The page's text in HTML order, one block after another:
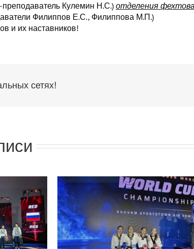
Кулемин Н.С.) отделения
Филиппов Е.С., Филиппова М.П.)
и их наставников!
сетях!